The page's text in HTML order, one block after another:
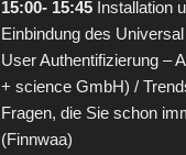
15:00- 15:45 Installation
Einbindung des
User Authentifizierung –
+ science GmbH) /
Fragen, die Sie schon
(Finnwaa)